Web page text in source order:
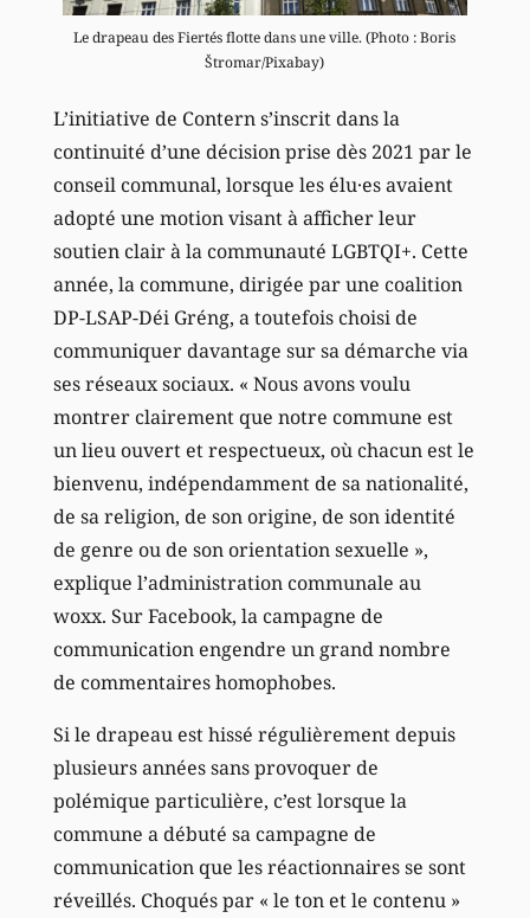
Le drapeau des Fiertés flotte dans une ville. (Photo : Boris
Štromar/Pixabay)
L’initiative de Contern s’inscrit dans la
continuité d’une décision prise dès 2021 par le
conseil communal, lorsque les élu·es avaient
adopté une motion visant à afficher leur
soutien clair à la communauté LGBTQI+. Cette
année, la commune, dirigée par une coalition
DP-LSAP-Déi Gréng, a toutefois choisi de
communiquer davantage sur sa démarche via
ses réseaux sociaux. « Nous avons voulu
montrer clairement que notre commune est
un lieu ouvert et respectueux, où chacun est le
bienvenu, indépendamment de sa nationalité,
de sa religion, de son origine, de son identité
de genre ou de son orientation sexuelle »,
explique l’administration communale au
woxx. Sur Facebook, la campagne de
communication engendre un grand nombre
de commentaires homophobes.
Si le drapeau est hissé régulièrement depuis
plusieurs années sans provoquer de
polémique particulière, c’est lorsque la
commune a débuté sa campagne de
communication que les réactionnaires se sont
réveillés. Choqués par « le ton et le contenu »